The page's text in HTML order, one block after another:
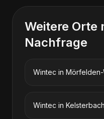
Weitere Orte
Nachfrage
Wintec in
Wintec in Kelsterbach